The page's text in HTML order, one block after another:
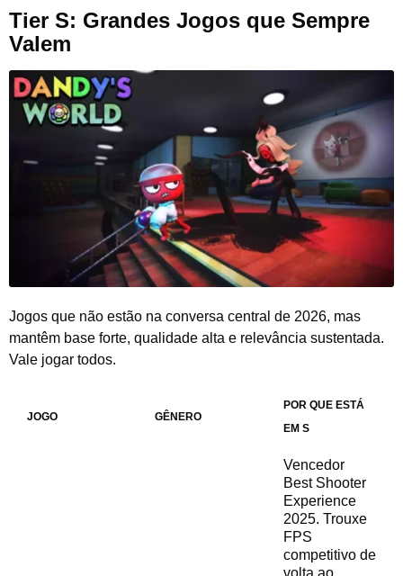
Tier S: Grandes Jogos que Sempre
Valem
Jogos que não estão na conversa central de 2026, mas
mantêm base forte, qualidade alta e relevância sustentada.
Vale jogar todos.
JOGO GÊNERO
POR QUE ESTÁ
EM S
Vencedor
Best Shooter
Experience
2025. Trouxe
FPS
competitivo de